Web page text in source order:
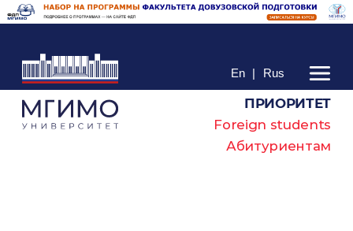
En | Rus
ПРИОРИТЕТ
Foreign students
Абитуриентам